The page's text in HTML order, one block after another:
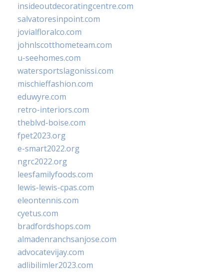
insideoutdecoratingcentre.com
salvatoresinpoint.com
jovialfloralco.com
johnlscotthometeam.com
u-seehomes.com
watersportslagonissi.com
mischieffashion.com
eduwyre.com
retro-interiors.com
theblvd-boise.com
fpet2023.org
e-smart2022.org
ngrc2022.org
leesfamilyfoods.com
lewis-lewis-cpas.com
eleontennis.com
cyetus.com
bradfordshops.com
almadenranchsanjose.com
advocatevijay.com
adlibilimler2023.com